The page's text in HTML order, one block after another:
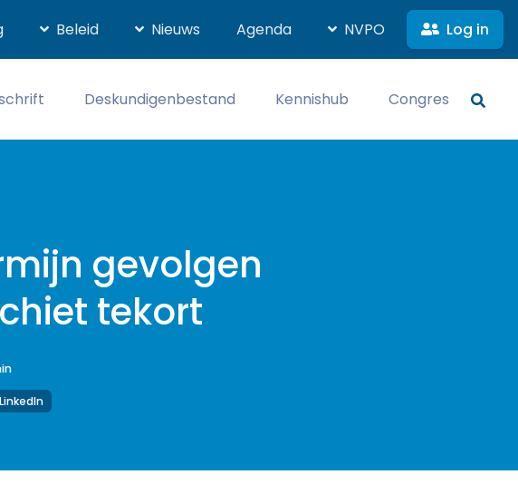
Beleid Nieuws Agenda NVPO Log in
Deskundigenbestand Kennishub Congres
gevolgen
tekort
LinkedIn